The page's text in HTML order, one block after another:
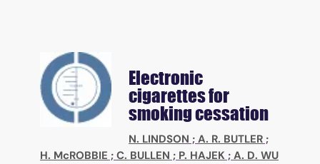
Electronic
cigarettes for
smoking cessation
N. LINDSON ; A. R. BUTLER ;
H. McROBBIE ; C. BULLEN ; P. HAJEK ; A. D. WU